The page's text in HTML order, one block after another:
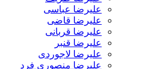
علیرضا عباسی
علیرضا قاضی
علیرضا قربانی
علیرضا قنبر
علیرضا لاجوردی
علیرضا منصوری فرد